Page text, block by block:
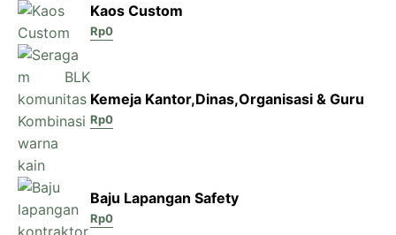
Kaos Custom
Rp0
Kemeja Kantor,Dinas,Organisasi & Guru
Rp0
Baju Lapangan Safety
Rp0